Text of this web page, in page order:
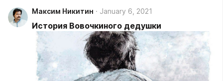
Максим Никитин January 6, 2021
История Вовочкиного дедушки